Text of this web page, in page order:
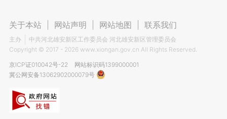
关于本站 网站声明 网站地图 联系我们
主办
中共河北雄安新区工作委员会 河北雄安新区管理委员会
Copyright © 2017 - 2026 www.xiongan.gov.cn All Rights Reserved.
京ICP证010042号-22
网站标识码1399000001
冀公网安备13062902000079号